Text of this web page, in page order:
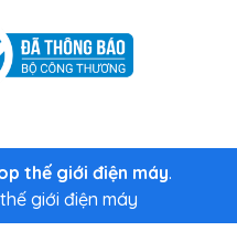
tình trạng quá nhiệt và
khi người dùng nhấc nồi ra
nguồn để đảm bảo an
thế giới điện máy.
giới điện máy